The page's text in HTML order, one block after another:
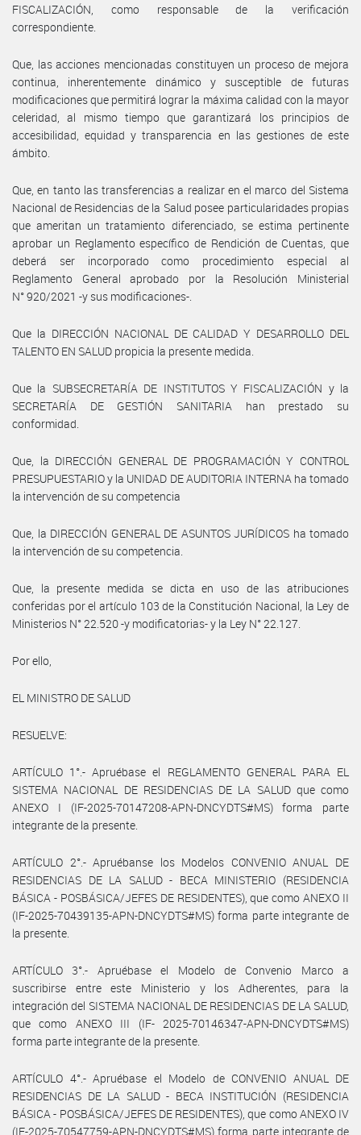
FISCALIZACIÓN, como responsable de la verificación
correspondiente.
Que, las acciones mencionadas constituyen un proceso de mejora
continua, inherentemente dinámico y susceptible de futuras
modificaciones que permitirá lograr la máxima calidad con la mayor
celeridad, al mismo tiempo que garantizará los principios de
accesibilidad, equidad y transparencia en las gestiones de este
ámbito.
Que, en tanto las transferencias a realizar en el marco del Sistema
Nacional de Residencias de la Salud posee particularidades propias
que ameritan un tratamiento diferenciado, se estima pertinente
aprobar un Reglamento específico de Rendición de Cuentas, que
deberá ser incorporado como procedimiento especial al
Reglamento General aprobado por la Resolución Ministerial
N° 920/2021 -y sus modificaciones-.
Que la DIRECCIÓN NACIONAL DE CALIDAD Y DESARROLLO DEL
TALENTO EN SALUD propicia la presente medida.
Que la SUBSECRETARÍA DE INSTITUTOS Y FISCALIZACIÓN y la
SECRETARÍA DE GESTIÓN SANITARIA han prestado su
conformidad.
Que, la DIRECCIÓN GENERAL DE PROGRAMACIÓN Y CONTROL
PRESUPUESTARIO y la UNIDAD DE AUDITORIA INTERNA ha tomado
la intervención de su competencia
Que, la DIRECCIÓN GENERAL DE ASUNTOS JURÍDICOS ha tomado
la intervención de su competencia.
Que, la presente medida se dicta en uso de las atribuciones
conferidas por el artículo 103 de la Constitución Nacional, la Ley de
Ministerios N° 22.520 -y modificatorias- y la Ley N° 22.127.
Por ello,
EL MINISTRO DE SALUD
RESUELVE:
ARTÍCULO 1°.- Apruébase el REGLAMENTO GENERAL PARA EL
SISTEMA NACIONAL DE RESIDENCIAS DE LA SALUD que como
ANEXO I (IF-2025-70147208-APN-DNCYDTS#MS) forma parte
integrante de la presente.
ARTÍCULO 2°.- Apruébanse los Modelos CONVENIO ANUAL DE
RESIDENCIAS DE LA SALUD - BECA MINISTERIO (RESIDENCIA
BÁSICA - POSBÁSICA/JEFES DE RESIDENTES), que como ANEXO II
(IF-2025-70439135-APN-DNCYDTS#MS) forma parte integrante de
la presente.
ARTÍCULO 3°.- Apruébase el Modelo de Convenio Marco a
suscribirse entre este Ministerio y los Adherentes, para la
integración del SISTEMA NACIONAL DE RESIDENCIAS DE LA SALUD,
que como ANEXO III (IF- 2025-70146347-APN-DNCYDTS#MS)
forma parte integrante de la presente.
ARTÍCULO 4°.- Apruébase el Modelo de CONVENIO ANUAL DE
RESIDENCIAS DE LA SALUD - BECA INSTITUCIÓN (RESIDENCIA
BÁSICA - POSBÁSICA/JEFES DE RESIDENTES), que como ANEXO IV
(IF-2025-70547759-APN-DNCYDTS#MS) forma parte integrante de